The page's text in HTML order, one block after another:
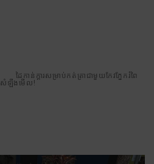
ដៃកាន់ក្តារសម្រាប់កត់ត្រាជាមួយកែវភ្នែករំពៃ
សំឡឹងមើល!